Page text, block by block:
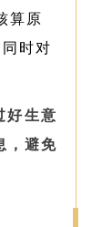
算原
时对
好生意
，避免